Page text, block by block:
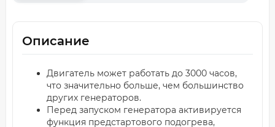
Описание
Двигатель может работать до 3000 часов,
что значительно больше, чем большинство
других генераторов.
Перед запуском генератора активируется
функция предстартового подогрева,